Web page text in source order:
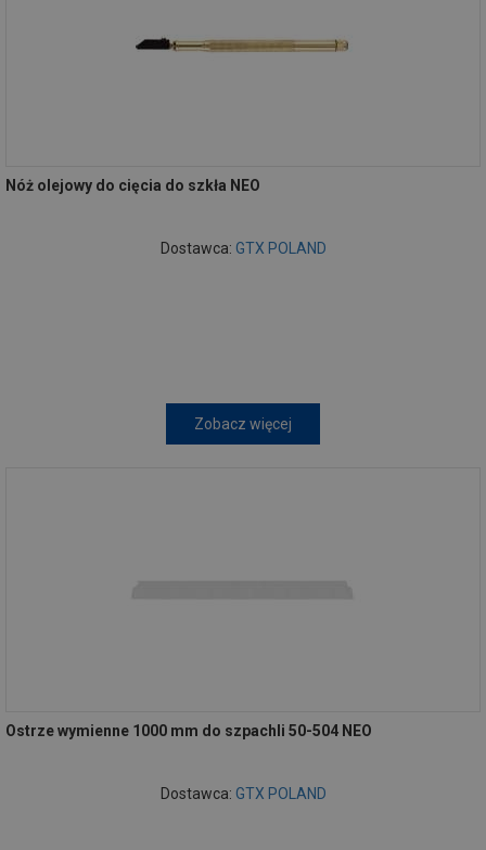
Nóż olejowy do cięcia do szkła NEO
Dostawca: GTX POLAND
Zobacz więcej
Ostrze wymienne 1000 mm do szpachli 50-504 NEO
Dostawca: GTX POLAND